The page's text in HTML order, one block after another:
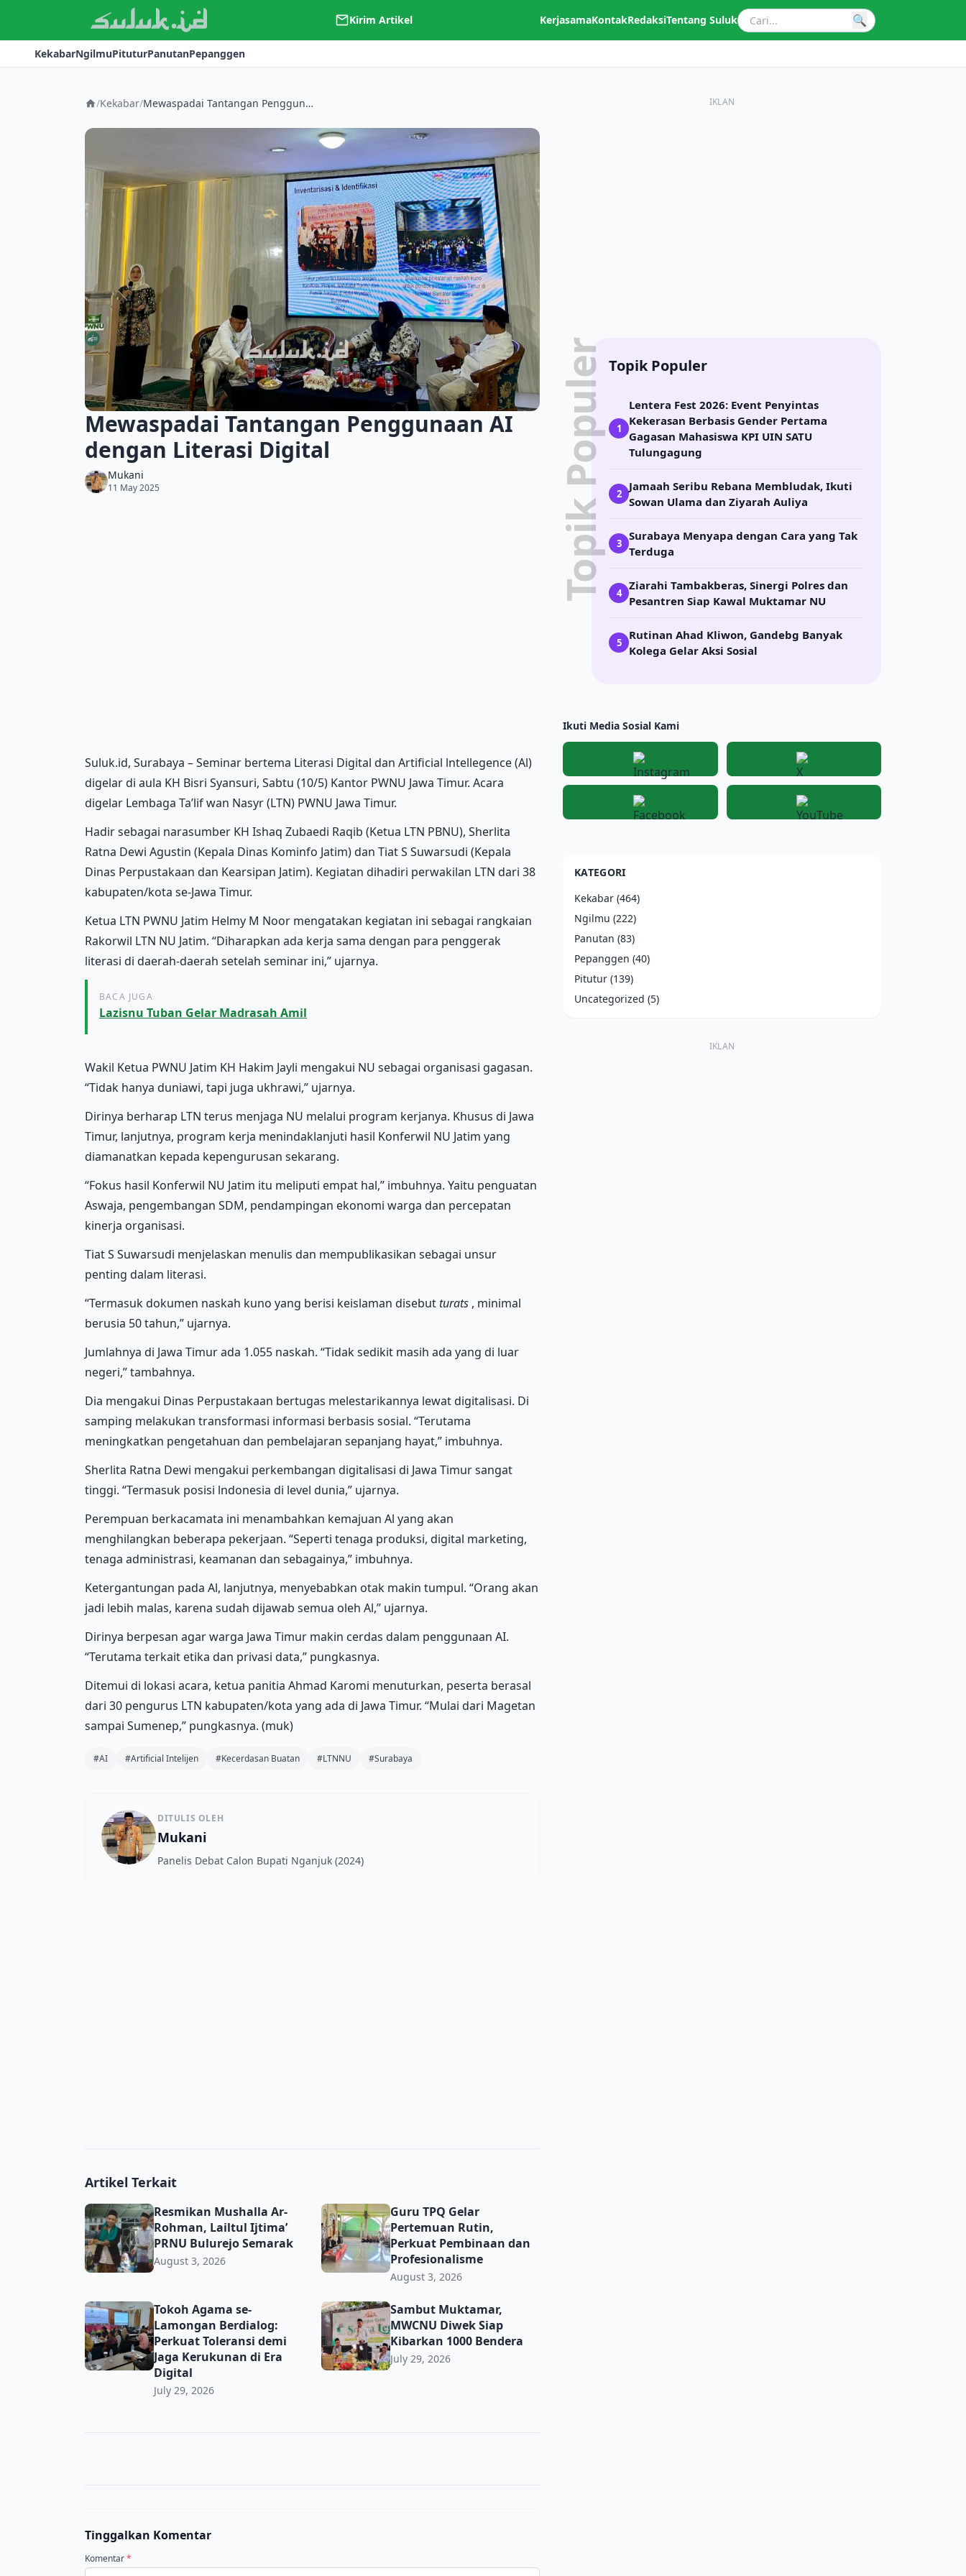
Kirim Artikel KerjasamaKontakRedaksiTentang Suluk 🔍
KekabarNgilmuPituturPanutanPepanggen
/Kekabar/ Mewaspadai Tantangan Penggunaan AI dengan Literasi Digital
Mewaspadai Tantangan Penggunaan AI
dengan Literasi Digital
Mukani
11 May 2025
Suluk.id, Surabaya – Seminar bertema Literasi Digital dan Artificial lntellegence (Al)
digelar di aula KH Bisri Syansuri, Sabtu (10/5) Kantor PWNU Jawa Timur. Acara
digelar Lembaga Ta’lif wan Nasyr (LTN) PWNU Jawa Timur.
Hadir sebagai narasumber KH Ishaq Zubaedi Raqib (Ketua LTN PBNU), Sherlita
Ratna Dewi Agustin (Kepala Dinas Kominfo Jatim) dan Tiat S Suwarsudi (Kepala
Dinas Perpustakaan dan Kearsipan Jatim). Kegiatan dihadiri perwakilan LTN dari 38
kabupaten/kota se-Jawa Timur.
Ketua LTN PWNU Jatim Helmy M Noor mengatakan kegiatan ini sebagai rangkaian
Rakorwil LTN NU Jatim. “Diharapkan ada kerja sama dengan para penggerak
literasi di daerah-daerah setelah seminar ini,” ujarnya.
BACA JUGA
Lazisnu Tuban Gelar Madrasah Amil
Wakil Ketua PWNU Jatim KH Hakim Jayli mengakui NU sebagai organisasi gagasan.
“Tidak hanya duniawi, tapi juga ukhrawi,” ujarnya.
Dirinya berharap LTN terus menjaga NU melalui program kerjanya. Khusus di Jawa
Timur, lanjutnya, program kerja menindaklanjuti hasil Konferwil NU Jatim yang
diamanatkan kepada kepengurusan sekarang.
“Fokus hasil Konferwil NU Jatim itu meliputi empat hal,” imbuhnya. Yaitu penguatan
Aswaja, pengembangan SDM, pendampingan ekonomi warga dan percepatan
kinerja organisasi.
Tiat S Suwarsudi menjelaskan menulis dan mempublikasikan sebagai unsur
penting dalam literasi.
“Termasuk dokumen naskah kuno yang berisi keislaman disebutturats , minimal
berusia 50 tahun,” ujarnya.
Jumlahnya di Jawa Timur ada 1.055 naskah. “Tidak sedikit masih ada yang di luar
negeri,” tambahnya.
Dia mengakui Dinas Perpustakaan bertugas melestarikannya lewat digitalisasi. Di
samping melakukan transformasi informasi berbasis sosial. “Terutama
meningkatkan pengetahuan dan pembelajaran sepanjang hayat,” imbuhnya.
Sherlita Ratna Dewi mengakui perkembangan digitalisasi di Jawa Timur sangat
tinggi. “Termasuk posisi lndonesia di level dunia,” ujarnya.
Perempuan berkacamata ini menambahkan kemajuan Al yang akan
menghilangkan beberapa pekerjaan. “Seperti tenaga produksi, digital marketing,
tenaga administrasi, keamanan dan sebagainya,” imbuhnya.
Ketergantungan pada Al, lanjutnya, menyebabkan otak makin tumpul. “Orang akan
jadi lebih malas, karena sudah dijawab semua oleh Al,” ujarnya.
Dirinya berpesan agar warga Jawa Timur makin cerdas dalam penggunaan AI.
“Terutama terkait etika dan privasi data,” pungkasnya.
Ditemui di lokasi acara, ketua panitia Ahmad Karomi menuturkan, peserta berasal
dari 30 pengurus LTN kabupaten/kota yang ada di Jawa Timur. “Mulai dari Magetan
sampai Sumenep,” pungkasnya. (muk)
#AI #Artificial Intelijen #Kecerdasan Buatan #LTNNU #Surabaya
DITULIS OLEH
Mukani
Panelis Debat Calon Bupati Nganjuk (2024)
Artikel Terkait
Resmikan Mushalla Ar-Rohman, Lailtul Ijtima’ PRNU Bulurejo Semarak
Resmikan Mushalla Ar-
Rohman, Lailtul Ijtima’
PRNU Bulurejo Semarak
August 3, 2026
Guru TPQ Gelar Pertemuan Rutin, Perkuat Pembinaan dan Profesionalisme
Guru TPQ Gelar
Pertemuan Rutin,
Perkuat Pembinaan dan
Profesionalisme
August 3, 2026
Tokoh Agama se-Lamongan Berdialog: Perkuat Toleransi demi Jaga Kerukunan di Era Digital
Tokoh Agama se-
Lamongan Berdialog:
Perkuat Toleransi demi
Jaga Kerukunan di Era
Digital
July 29, 2026
Sambut Muktamar, MWCNU Diwek Siap Kibarkan 1000 Bendera
Sambut Muktamar,
MWCNU Diwek Siap
Kibarkan 1000 Bendera
July 29, 2026
Tinggalkan Komentar
Komentar*
IKLAN
Topik PopulerTopik Populer
1
Lentera Fest 2026: Event Penyintas
Kekerasan Berbasis Gender Pertama
Gagasan Mahasiswa KPI UIN SATU
Tulungagung
2
Jamaah Seribu Rebana Membludak, Ikuti
Sowan Ulama dan Ziyarah Auliya
3
Surabaya Menyapa dengan Cara yang Tak
Terduga
4
Ziarahi Tambakberas, Sinergi Polres dan
Pesantren Siap Kawal Muktamar NU
5
Rutinan Ahad Kliwon, Gandebg Banyak
Kolega Gelar Aksi Sosial
Ikuti Media Sosial Kami
Instagram X
Facebook YouTube
KATEGORI
Kekabar (464)
Ngilmu (222)
Panutan (83)
Pepanggen (40)
Pitutur (139)
Uncategorized (5)
IKLAN